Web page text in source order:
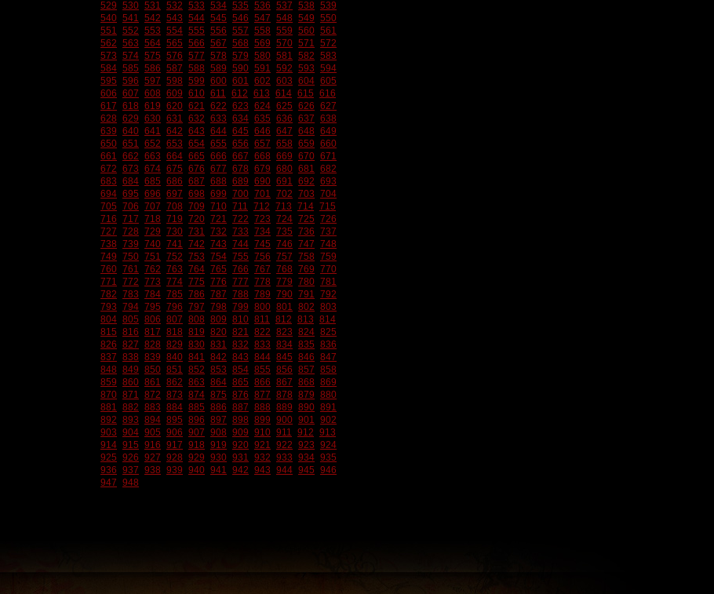
529 530 531 532 533 534 535 536 537 538 539
540 541 542 543 544 545 546 547 548 549 550
551 552 553 554 555 556 557 558 559 560 561
562 563 564 565 566 567 568 569 570 571 572
573 574 575 576 577 578 579 580 581 582 583
584 585 586 587 588 589 590 591 592 593 594
595 596 597 598 599 600 601 602 603 604 605
606 607 608 609 610 611 612 613 614 615 616
617 618 619 620 621 622 623 624 625 626 627
628 629 630 631 632 633 634 635 636 637 638
639 640 641 642 643 644 645 646 647 648 649
650 651 652 653 654 655 656 657 658 659 660
661 662 663 664 665 666 667 668 669 670 671
672 673 674 675 676 677 678 679 680 681 682
683 684 685 686 687 688 689 690 691 692 693
694 695 696 697 698 699 700 701 702 703 704
705 706 707 708 709 710 711 712 713 714 715
716 717 718 719 720 721 722 723 724 725 726
727 728 729 730 731 732 733 734 735 736 737
738 739 740 741 742 743 744 745 746 747 748
749 750 751 752 753 754 755 756 757 758 759
760 761 762 763 764 765 766 767 768 769 770
771 772 773 774 775 776 777 778 779 780 781
782 783 784 785 786 787 788 789 790 791 792
793 794 795 796 797 798 799 800 801 802 803
804 805 806 807 808 809 810 811 812 813 814
815 816 817 818 819 820 821 822 823 824 825
826 827 828 829 830 831 832 833 834 835 836
837 838 839 840 841 842 843 844 845 846 847
848 849 850 851 852 853 854 855 856 857 858
859 860 861 862 863 864 865 866 867 868 869
870 871 872 873 874 875 876 877 878 879 880
881 882 883 884 885 886 887 888 889 890 891
892 893 894 895 896 897 898 899 900 901 902
903 904 905 906 907 908 909 910 911 912 913
914 915 916 917 918 919 920 921 922 923 924
925 926 927 928 929 930 931 932 933 934 935
936 937 938 939 940 941 942 943 944 945 946
947 948